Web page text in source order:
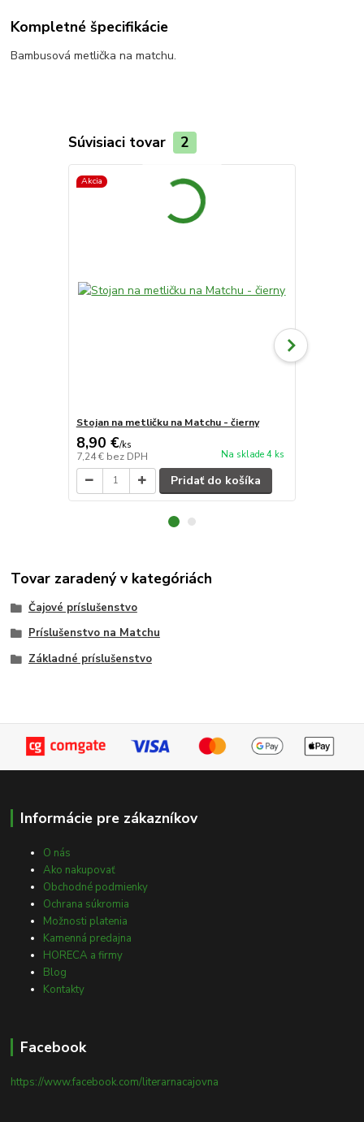
Kompletné špecifikácie
Bambusová metlička na matchu.
Súvisiaci tovar 2
Akcia
Stojan na metličku na Matchu - čierny
8,90 €/ks
7,24 € bez DPH Na sklade 4 ks
Pridať do košíka
Tovar zaradený v kategóriách
Čajové príslušenstvo
Príslušenstvo na Matchu
Základné príslušenstvo
Informácie pre zákazníkov
O nás
Ako nakupovať
Obchodné podmienky
Ochrana súkromia
Možnosti platenia
Kamenná predajna
HORECA a firmy
Blog
Kontakty
Facebook
https://www.facebook.com/literarnacajovna